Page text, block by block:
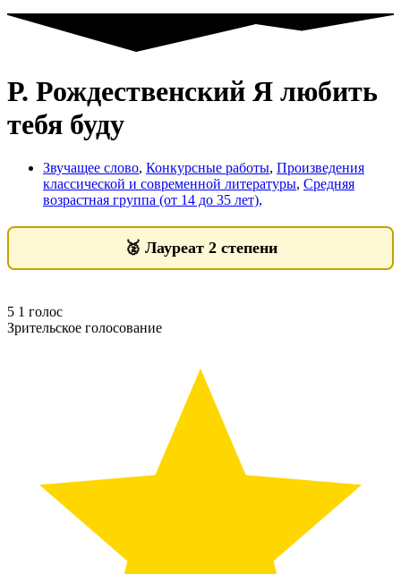
Р. Рождественский Я любить
тебя буду
Звучащее слово, Конкурсные работы, Произведения
классической и современной литературы, Средняя
возрастная группа (от 14 до 35 лет),
🥈 Лауреат 2 степени
5 1 голос
Зрительское голосование